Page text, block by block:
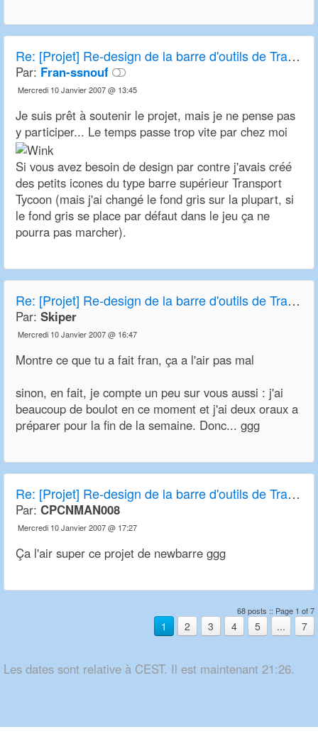
Re: [Projet] Re-design de la barre d'outils de Transport Tycoon Deluxe et OpenTTD
Par: Fran-ssnouf
Mercredi 10 Janvier 2007 @ 13:45
Je suis prêt à soutenir le projet, mais je ne pense pas
y participer... Le temps passe trop vite par chez moi
Si vous avez besoin de design par contre j'avais créé
des petits icones du type barre supérieur Transport
Tycoon (mais j'ai changé le fond gris sur la plupart, si
le fond gris se place par défaut dans le jeu ça ne
pourra pas marcher).
Re: [Projet] Re-design de la barre d'outils de Transport Tycoon Deluxe et OpenTTD
Par: Skiper
Mercredi 10 Janvier 2007 @ 16:47
Montre ce que tu a fait fran, ça a l'air pas mal
sinon, en fait, je compte un peu sur vous aussi : j'ai
beaucoup de boulot en ce moment et j'ai deux oraux a
préparer pour la fin de la semaine. Donc... ggg
Re: [Projet] Re-design de la barre d'outils de Transport Tycoon Deluxe et OpenTTD
Par: CPCNMAN008
Mercredi 10 Janvier 2007 @ 17:27
Ça l'air super ce projet de newbarre ggg
68 posts :: Page 1 of 7
1 2 3 4 5 ... 7
Les dates sont relative à CEST. Il est maintenant 21:26.